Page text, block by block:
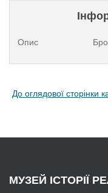
Опис
До оглядової сторінки
МУЗЕЙ ІСТОРІЇ